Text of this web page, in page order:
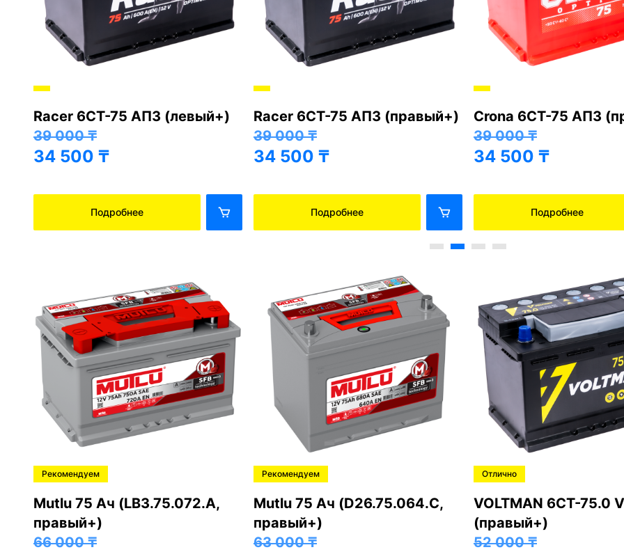
Racer 6СТ-75 АПЗ (левый+)
39 000₸
34 500 ₸
Подробнее
Racer 6СТ-75 АПЗ (правый+)
39 000₸
34 500 ₸
Подробнее
Crona 6СТ-75 АПЗ
39 000₸
34 500 ₸
Подробнее
Рекомендуем
Mutlu 75 Ач (LB3.75.072.A,
правый+)
66 000₸
Рекомендуем
Mutlu 75 Ач (D26.75.064.C,
правый+)
63 000₸
Отлично
VOLTMAN 6CT-75.0
(правый+)
52 000₸